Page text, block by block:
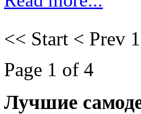
<< Start < Prev 1
Page 1 of 4
Лучшие